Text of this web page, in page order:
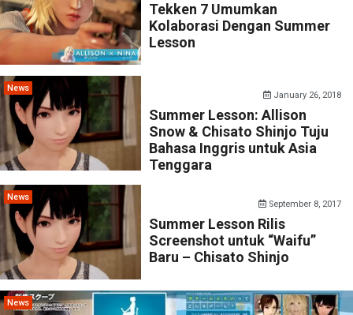
Tekken 7 Umumkan
Kolaborasi Dengan Summer
Lesson
News
January 26, 2018
Summer Lesson: Allison
Snow & Chisato Shinjo Tuju
Bahasa Inggris untuk Asia
Tenggara
News
September 8, 2017
Summer Lesson Rilis
Screenshot untuk “Waifu”
Baru – Chisato Shinjo
News